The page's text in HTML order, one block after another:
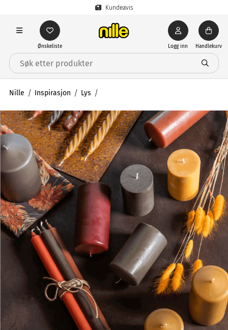
Kundeavis
Ønskeliste Logg inn Handlekurv
Nille Inspirasjon Lys